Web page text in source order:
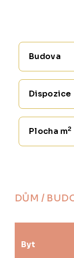
Budova
Dispozice
Plocha m2
DŮM /
Byt